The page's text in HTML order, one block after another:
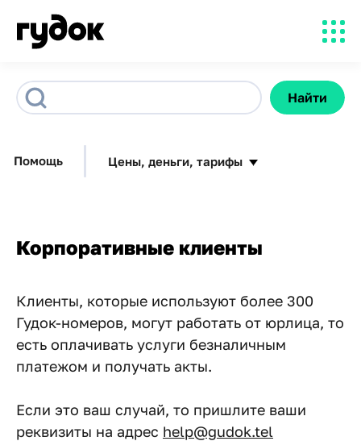
Помощь Цены, деньги, тарифы
Найти
Корпоративные клиенты
Клиенты, которые используют более 300
Гудок-номеров, могут работать от юрлица, то
есть оплачивать услуги безналичным
платежом и получать акты.
Если это ваш случай, то пришлите ваши
реквизиты на адрес help@gudok.tel